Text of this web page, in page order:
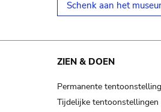
Schenk aan het
ZIEN & DOEN
Permanente tentoonstelling
Tijdelijke tentoonstellingen